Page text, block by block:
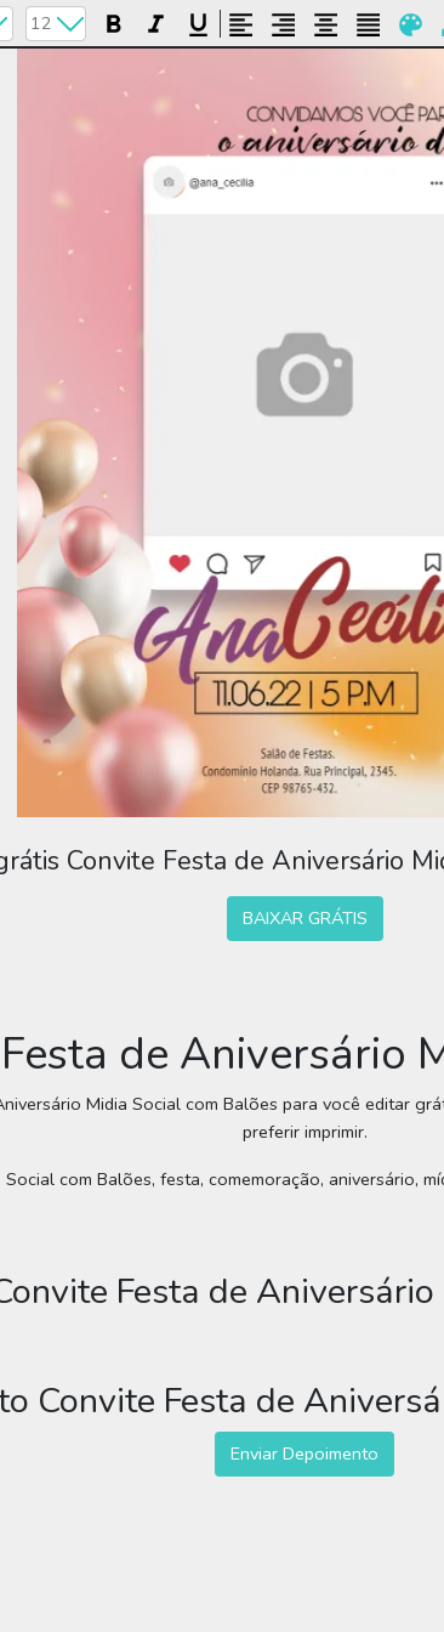
Convite Festa de Aniversário
BAIXAR GRÁTIS
de Aniversário
Midia Social com Balões para você editar
preferir imprimir.
com Balões, festa, comemoração, aniversário,
Festa de
Convite Festa de
Enviar Depoimento